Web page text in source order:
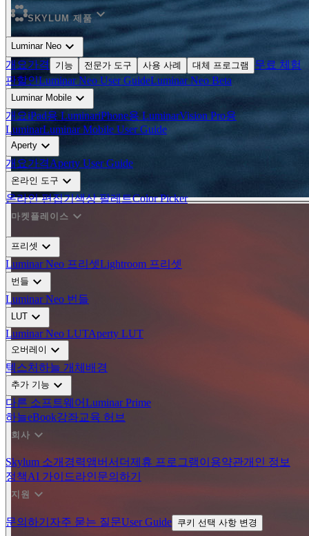
SKYLUM 제품expand_more
Luminar Neo expand_more
개요가격 기능 전문가 도구 사용 사례 대체 프로그램
무료 체험
판할인Luminar Neo User GuideLuminar Neo Beta
Luminar Mobile expand_more
개요iPad용 LuminariPhone용 LuminarVision Pro용
LuminarLuminar Mobile User Guide
Aperty expand_more
개요가격Aperty User Guide
온라인 도구 expand_more
온라인 편집기색상 팔레트Color Picker
마켓플레이스 expand_more
프리셋 expand_more
Luminar Neo 프리셋Lightroom 프리셋
번들 expand_more
Luminar Neo 번들
LUT expand_more
Luminar Neo LUTAperty LUT
오버레이 expand_more
텍스처하늘 개체 배경
추가 기능 expand_more
다른 소프트웨어Luminar Prime
하늘eBook강좌교육 허브
회사 expand_more
Skylum 소개 경력앰버서더제휴 프로그램이용약관개인 정보
정책AI 가이드라인 문의하기
지원 expand_more
문의하기 자주 묻는 질문User Guide 쿠키 선택 사항 변경